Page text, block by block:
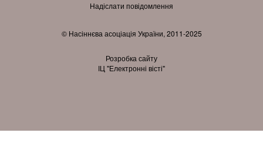
Надіслати повідомлення
© Насіннєва асоціація України, 2011-2025
Розробка сайту
ІЦ "Електронні вісті"